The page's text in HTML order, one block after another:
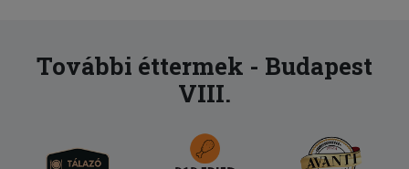
További éttermek - Budapest
VIII.